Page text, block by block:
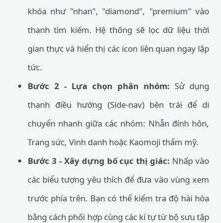
khóa như "nhan", "diamond", "premium" vào
thanh tìm kiếm. Hệ thống sẽ lọc dữ liệu thời
gian thực và hiển thị các icon liên quan ngay lập
tức.
Bước 2 - Lựa chọn phân nhóm: Sử dụng
thanh điều hướng (Side-nav) bên trái để di
chuyển nhanh giữa các nhóm: Nhẫn đính hôn,
Trang sức, Vinh danh hoặc Kaomoji thẩm mỹ.
Bước 3 - Xây dựng bố cục thị giác: Nhấp vào
các biểu tượng yêu thích để đưa vào vùng xem
trước phía trên. Bạn có thể kiểm tra độ hài hòa
bằng cách phối hợp cùng các kí tự từ bộ sưu tập